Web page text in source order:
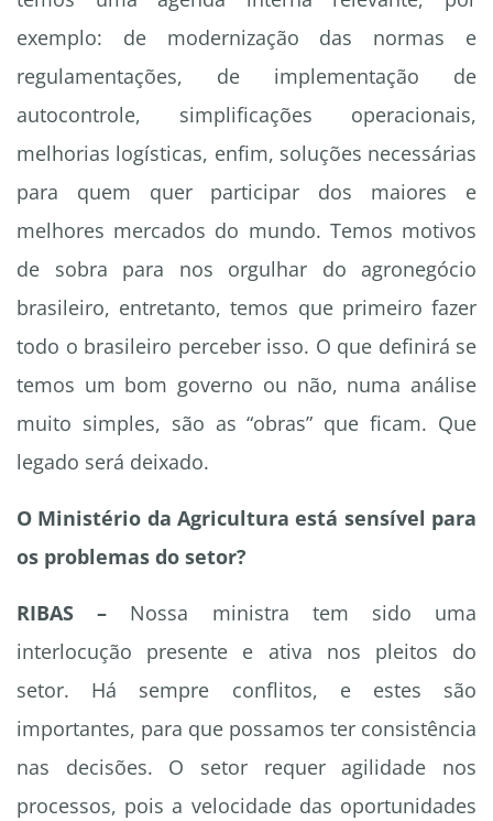
exemplo: de modernização das normas e
regulamentações, de implementação de
autocontrole, simplificações operacionais,
melhorias logísticas, enfim, soluções necessárias
para quem quer participar dos maiores e
melhores mercados do mundo. Temos motivos
de sobra para nos orgulhar do agronegócio
brasileiro, entretanto, temos que primeiro fazer
todo o brasileiro perceber isso. O que definirá se
temos um bom governo ou não, numa análise
muito simples, são as “obras” que ficam. Que
legado será deixado.
O Ministério da Agricultura está sensível para
os problemas do setor?
RIBAS – Nossa ministra tem sido uma
interlocução presente e ativa nos pleitos do
setor. Há sempre conflitos, e estes são
importantes, para que possamos ter consistência
nas decisões. O setor requer agilidade nos
processos, pois a velocidade das oportunidades